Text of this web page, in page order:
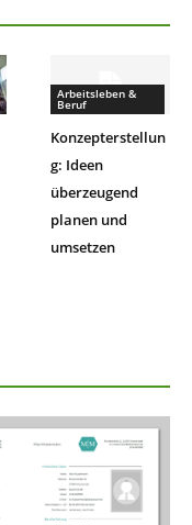
Arbeitsleben &
Beruf
Konzepterstellun
g: Ideen
überzeugend
planen und
umsetzen